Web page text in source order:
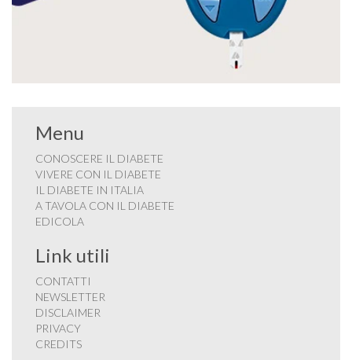
Menu
CONOSCERE IL DIABETE
VIVERE CON IL DIABETE
IL DIABETE IN ITALIA
A TAVOLA CON IL DIABETE
EDICOLA
Link utili
CONTATTI
NEWSLETTER
DISCLAIMER
PRIVACY
CREDITS